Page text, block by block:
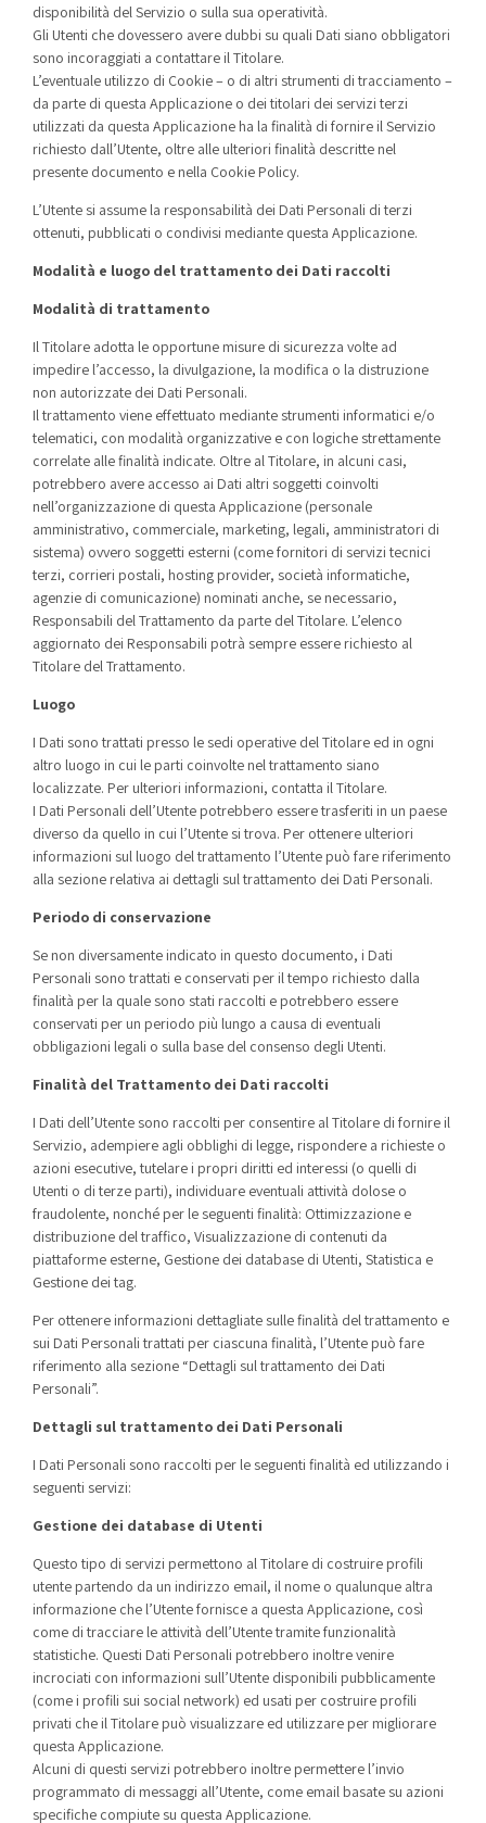
disponibilità del Servizio o sulla sua operatività.
Gli Utenti che dovessero avere dubbi su quali Dati siano obbligatori
sono incoraggiati a contattare il Titolare.
L’eventuale utilizzo di Cookie – o di altri strumenti di tracciamento –
da parte di questa Applicazione o dei titolari dei servizi terzi
utilizzati da questa Applicazione ha la finalità di fornire il Servizio
richiesto dall’Utente, oltre alle ulteriori finalità descritte nel
presente documento e nella Cookie Policy.
L’Utente si assume la responsabilità dei Dati Personali di terzi
ottenuti, pubblicati o condivisi mediante questa Applicazione.
Modalità e luogo del trattamento dei Dati raccolti
Modalità di trattamento
Il Titolare adotta le opportune misure di sicurezza volte ad
impedire l’accesso, la divulgazione, la modifica o la distruzione
non autorizzate dei Dati Personali.
Il trattamento viene effettuato mediante strumenti informatici e/o
telematici, con modalità organizzative e con logiche strettamente
correlate alle finalità indicate. Oltre al Titolare, in alcuni casi,
potrebbero avere accesso ai Dati altri soggetti coinvolti
nell’organizzazione di questa Applicazione (personale
amministrativo, commerciale, marketing, legali, amministratori di
sistema) ovvero soggetti esterni (come fornitori di servizi tecnici
terzi, corrieri postali, hosting provider, società informatiche,
agenzie di comunicazione) nominati anche, se necessario,
Responsabili del Trattamento da parte del Titolare. L’elenco
aggiornato dei Responsabili potrà sempre essere richiesto al
Titolare del Trattamento.
Luogo
I Dati sono trattati presso le sedi operative del Titolare ed in ogni
altro luogo in cui le parti coinvolte nel trattamento siano
localizzate. Per ulteriori informazioni, contatta il Titolare.
I Dati Personali dell’Utente potrebbero essere trasferiti in un paese
diverso da quello in cui l’Utente si trova. Per ottenere ulteriori
informazioni sul luogo del trattamento l’Utente può fare riferimento
alla sezione relativa ai dettagli sul trattamento dei Dati Personali.
Periodo di conservazione
Se non diversamente indicato in questo documento, i Dati
Personali sono trattati e conservati per il tempo richiesto dalla
finalità per la quale sono stati raccolti e potrebbero essere
conservati per un periodo più lungo a causa di eventuali
obbligazioni legali o sulla base del consenso degli Utenti.
Finalità del Trattamento dei Dati raccolti
I Dati dell’Utente sono raccolti per consentire al Titolare di fornire il
Servizio, adempiere agli obblighi di legge, rispondere a richieste o
azioni esecutive, tutelare i propri diritti ed interessi (o quelli di
Utenti o di terze parti), individuare eventuali attività dolose o
fraudolente, nonché per le seguenti finalità: Ottimizzazione e
distribuzione del traffico, Visualizzazione di contenuti da
piattaforme esterne, Gestione dei database di Utenti, Statistica e
Gestione dei tag.
Per ottenere informazioni dettagliate sulle finalità del trattamento e
sui Dati Personali trattati per ciascuna finalità, l’Utente può fare
riferimento alla sezione “Dettagli sul trattamento dei Dati
Personali”.
Dettagli sul trattamento dei Dati Personali
I Dati Personali sono raccolti per le seguenti finalità ed utilizzando i
seguenti servizi:
Gestione dei database di Utenti
Questo tipo di servizi permettono al Titolare di costruire profili
utente partendo da un indirizzo email, il nome o qualunque altra
informazione che l’Utente fornisce a questa Applicazione, così
come di tracciare le attività dell’Utente tramite funzionalità
statistiche. Questi Dati Personali potrebbero inoltre venire
incrociati con informazioni sull’Utente disponibili pubblicamente
(come i profili sui social network) ed usati per costruire profili
privati che il Titolare può visualizzare ed utilizzare per migliorare
questa Applicazione.
Alcuni di questi servizi potrebbero inoltre permettere l’invio
programmato di messaggi all’Utente, come email basate su azioni
specifiche compiute su questa Applicazione.